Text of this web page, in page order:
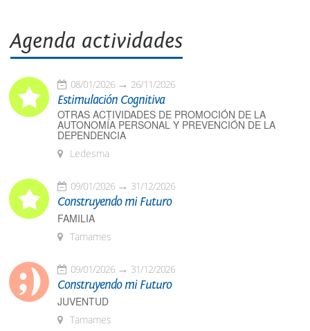
Agenda actividades
08/01/2026 26/11/2026
Estimulación Cognitiva
OTRAS ACTIVIDADES DE PROMOCIÓN DE LA
AUTONOMÍA PERSONAL Y PREVENCIÓN DE LA
DEPENDENCIA
Ledesma
09/01/2026 31/12/2026
Construyendo mi Futuro
FAMILIA
Tamames
09/01/2026 31/12/2026
Construyendo mi Futuro
JUVENTUD
Tamames